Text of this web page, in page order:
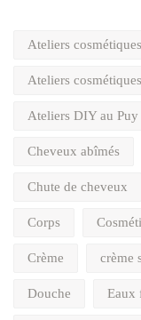
Ateliers cosmétiques
Ateliers
Ateliers DIY au Puy
Cheveux abîmés
Chute de cheveux
Corps
Crème crème
Douche Eaux